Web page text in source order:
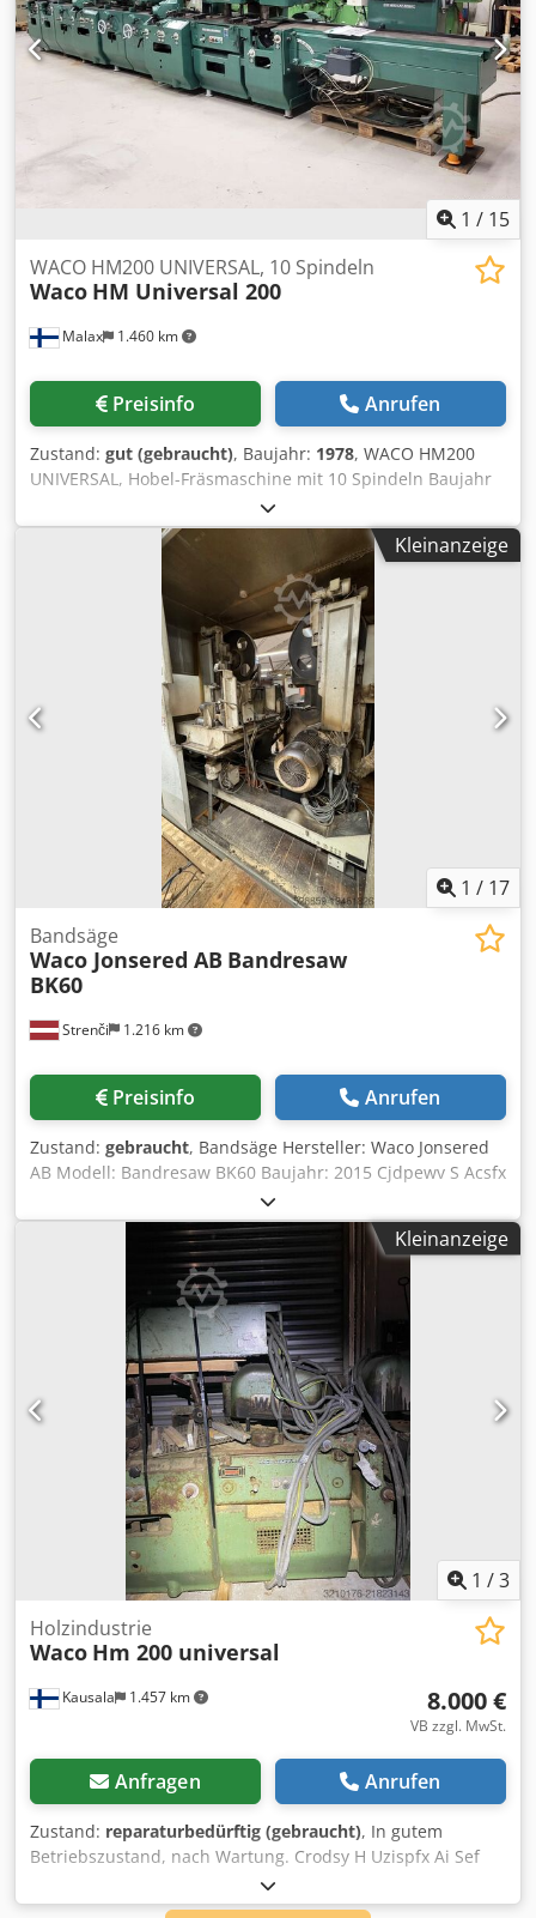
1 / 15
Malax 1.460 km
WACO HM200 UNIVERSAL, 10 Spindeln
Waco HM Universal 200
Preisinfo Anrufen
Zustand: gut (gebraucht), Baujahr: 1978, WACO HM200
UNIVERSAL, Hobel-Fräsmaschine mit 10 Spindeln Baujahr
9/1979 S/N 31469.708 Kehlmaschine mit hydraulischem
Vorschub und starker Spindel. Vorschubgeschwindigkeit 0-
50m/ min Gegenlager an allen horizontalen Spindeln. 1. /
5. / 8./10. Spindeln ausgestattet mit Abrichtmaschine
Beschickungstisch 200 cm Technische Beschreibung:
Arbeitsbereich 200x100mm (Breite x Höhe) Konfiguration
der Spindeln: 1. Spindel Unten 7,5Kw (10Hp) 2. Spindel
Rechts 7,5kw (10HP) 3. Spindel Links kw (15HP) 4. Spindel
oben, 7,5kW 5. Spindel oben, 7,5 kW 6. Spindel rechts
7,5kw (10HP) 7. Spindel Links kw (15HP) 8. Spindel oben, 7,5
kW 9. Spindel Unten, 7,5 kW 10.Spindel Unten 10 kW
Cjdpfxsiz Tzxj Ai Serf Untere Spindel max.
Werkzeugdurchmesser 160mm, Arbeitslänge 210mm
Seitenspindeln (rechts / links) max. Werkzeugdurchmesser
200mm, Arbeitslänge 110mm Obere Spindeln max.
Werkzeugdurchmesser 225mm, Arbeitslänge 210mm
Spindeldurchmesser 45mm L x B x H = Gewicht 10 t
Kleinanzeige
1 / 17
Strenči 1.216 km
Bandsäge
Waco Jonsered AB Bandresaw
BK60
Preisinfo Anrufen
Zustand: gebraucht, Bandsäge Hersteller: Waco Jonsered
AB Modell: Bandresaw BK60 Baujahr: 2015 Cjdpewv S Acsfx
Ai Serf Gewicht: 8.000 kg Vorschubgeschwindigkeit: 10–60
m/min Max. Schnitthöhe: 300 mm Max. Abstand Sägeband
zu Anschlagseite: 235 mm Max. Breite der
Vorschubeinheit: 400 mm Min. Abstand Sägeband zu
Sägeband: 10 mm Vorschubrollen, Durchmesser: 165 mm
Vorschubrollen, Höhe: 300 mm Sägebandrad,
Durchmesser: 1080 mm Sägebandrad, Breite: 100 mm
Sägeband, Schnittgeschwindigkeit: 42 m/sec Sägemotoren:
22 kW Vorschubeinheit (Frequenzumrichter): 5,5 kW
Kleinanzeige
1 /3
Kausala 1.457 km
Holzindustrie
Waco Hm 200 universal
8.000 €
VB zzgl. MwSt.
Anfragen Anrufen
Zustand: reparaturbedürftig (gebraucht), In gutem
Betriebszustand, nach Wartung. Crodsy H Uzispfx Ai Sef